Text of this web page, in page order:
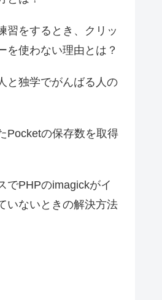
習をするとき、クリッ
を使わない理由とは？
と独学でがんばる人の
Pocketの保存数を取得
でPHPのimagickがイ
いないときの解決方法